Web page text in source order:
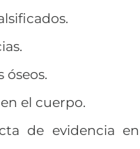
óseos.
el cuerpo.
de evidencia en